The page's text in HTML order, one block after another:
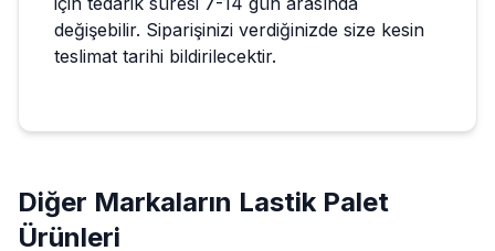
değişebilir. Siparişinizi verdiğinizde size kesin
teslimat tarihi bildirilecektir.
Diğer Markaların Lastik Palet
Ürünleri